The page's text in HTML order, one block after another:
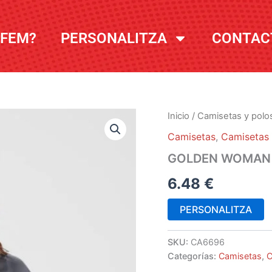
PERSONALITZA
Inicio / Camisetas y
Camisetas,
GOLDEN WOMAN
6.48€
PERSONALITZA
SKU: CA6696
Categorías: Camisetas,